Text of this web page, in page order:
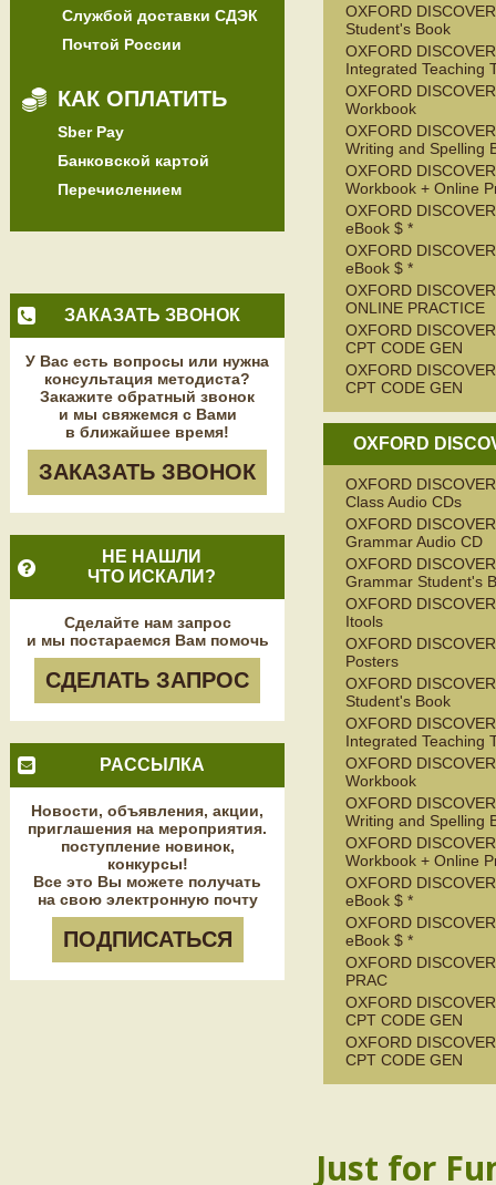
Службой доставки СДЭК
Почтой России
КАК ОПЛАТИТЬ
Sber Pay
Банковской картой
Перечислением
ЗАКАЗАТЬ ЗВОНОК
У Вас есть вопросы или нужна
консультация методиста?
Закажите обратный звонок
и мы свяжемся с Вами
в ближайшее время!
ЗАКАЗАТЬ ЗВОНОК
НЕ НАШЛИ
ЧТО ИСКАЛИ?
Сделайте нам запрос
и мы постараемся Вам помочь
СДЕЛАТЬ ЗАПРОС
РАССЫЛКА
Новости, объявления, акции,
приглашения на мероприятия.
поступление новинок,
конкурсы!
Все это Вы можете получать
на свою электронную почту
ПОДПИСАТЬСЯ
OXFORD
Student's Book
OXFORD
Integrated Teaching
OXFORD
Workbook
OXFORD
Writing and Spelling
OXFORD
Workbook + Online
OXFORD
eBook $ *
OXFORD
eBook $ *
OXFORD
ONLINE PRACTICE
OXFORD
CPT CODE GEN
OXFORD
CPT CODE GEN
OXFORD
OXFORD
Class Audio CDs
OXFORD
Grammar Audio CD
OXFORD
Grammar Student's
OXFORD
Itools
OXFORD
Posters
OXFORD
Student's Book
OXFORD
Integrated Teaching
OXFORD
Workbook
OXFORD
Writing and Spelling
OXFORD
Workbook + Online
OXFORD
eBook $ *
OXFORD
eBook $ *
OXFORD
PRAC
OXFORD
CPT CODE GEN
OXFORD
CPT CODE GEN
Just for